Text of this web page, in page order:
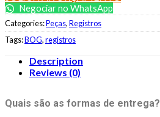
Negociar no WhatsApp
Categories:Peças,Registros
Tags:BOG,registros
Description
Reviews (0)
Quais são as formas de entrega?